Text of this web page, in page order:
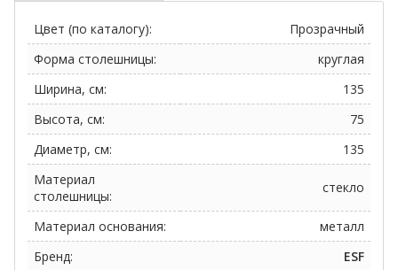
Цвет (по каталогу):
Прозрачный
Форма столешницы:
круглая
Ширина, см:
135
Высота, см:
75
Диаметр, см:
135
Материал
столешницы:
стекло
Материал основания:
металл
Бренд:
ESF